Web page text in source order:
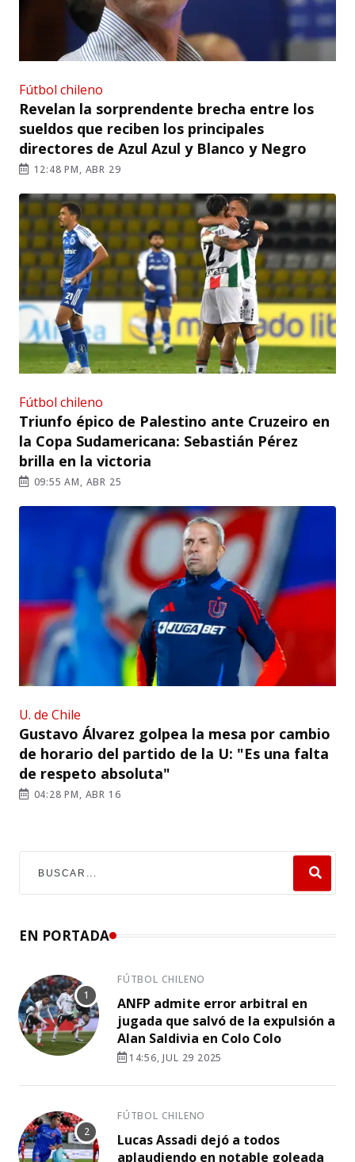
Fútbol chileno
Revelan la sorprendente brecha entre los
sueldos que reciben los principales
directores de Azul Azul y Blanco y Negro
12:48 PM, ABR 29
Fútbol chileno
Triunfo épico de Palestino ante Cruzeiro en
la Copa Sudamericana: Sebastián Pérez
brilla en la victoria
09:55 AM, ABR 25
U. de Chile
Gustavo Álvarez golpea la mesa por cambio
de horario del partido de la U: "Es una falta
de respeto absoluta"
04:28 PM, ABR 16
EN PORTADA
FÚTBOL CHILENO
ANFP admite error arbitral en
jugada que salvó de la expulsión a
Alan Saldivia en Colo Colo
14:56, JUL 29 2025
FÚTBOL CHILENO
Lucas Assadi dejó a todos
aplaudiendo en notable goleada